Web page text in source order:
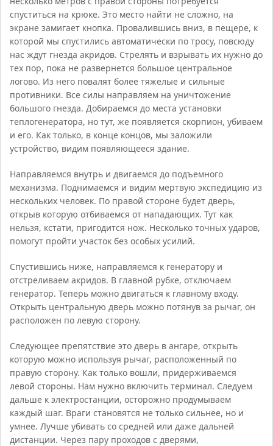
спуститься на крюке. Это место найти не сложно, на
экране замигает кнопка. Провалившись вниз, в пещере, к
которой мы спустились автоматически по тросу, повсюду
нас ждут гнезда акридов. Стрелять и взрывать их нужно до
тех пор, пока не развернется большое центральное
логово. Из него повалят более тяжелые и сильные
противники. Все силы направляем на уничтожение
большого гнезда. Добираемся до места установки
теплогенератора, но тут, же появляется скорпион, убиваем
и его. Как только, в конце концов, мы заложили
устройство, видим появляющееся здание.
Направляемся внутрь и двигаемся до подъемного
механизма. Поднимаемся и видим мертвую экспедицию из
нескольких человек. По правой стороне будет дверь,
открыв которую отбиваемся от нападающих. Тут как
нельзя, кстати, пригодится нож. Несколько точных ударов,
помогут пройти участок без особых усилий.
Спустившись ниже, направляемся к генератору и
отстреливаем акридов. В главной рубке, отключаем
генератор. Теперь можно двигаться к главному входу.
Открыть центральную дверь можно потянув за рычаг, он
расположен по левую сторону.
Следующее препятствие это дверь в ангаре, открыть
которую можно используя рычаг, расположенный по
правую сторону. Как только вошли, придерживаемся
левой стороны. Нам нужно включить терминал. Следуем
дальше к электростанции, осторожно продумываем
каждый шаг. Враги становятся не только сильнее, но и
умнее. Лучше убивать со средней или даже дальней
дистанции. Через пару проходов с дверями,